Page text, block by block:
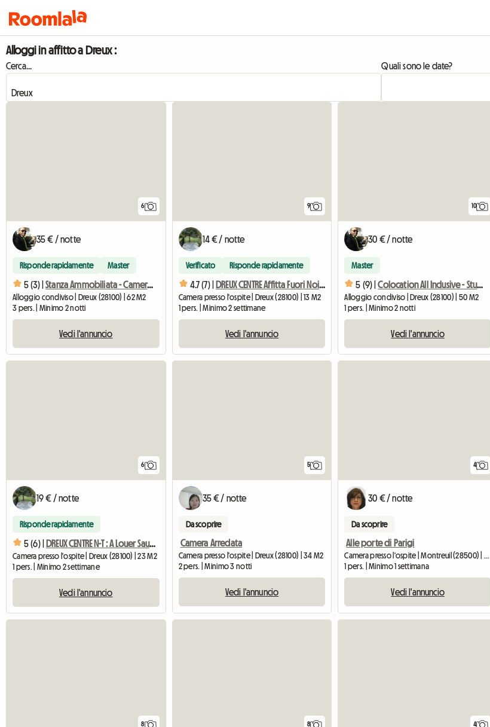
Alloggi in affitto a Dreux :
Cerca... Quali sono le date?
6
35 € / notte
Risponde rapidamente Master
5 (3) | Stanza Ammobiliata - Camera Da Letto Disponibile
Alloggio condiviso | Dreux (28100) | 62 M2
3 pers. | Minimo 2 notti
Vedi l'annuncio
9
14 € / notte
Verificato Risponde rapidamente
4.7 (7) | DREUX CENTRE Affitta Fuori Noi Piccola Camera Arredata 1pers
Camera presso l'ospite | Dreux (28100) | 13 M2
1 pers. | Minimo 2 settimane
Vedi l'annuncio
10
30 € / notte
Master
5 (9) | Colocation All Inclusive - Studente O Giovane Lavoratore
Alloggio condiviso | Dreux (28100) | 50 M2
1 pers. | Minimo 2 notti
Vedi l'annuncio
6
19 € / notte
Risponde rapidamente
5 (6) | DREUX CENTRE N-T : A Louer Sauf WE Belle Chambre De 20 M²
Camera presso l'ospite | Dreux (28100) | 23 M2
1 pers. | Minimo 2 settimane
Vedi l'annuncio
5
35 € / notte
Da scoprire
Camera Arredata
Camera presso l'ospite | Dreux (28100) | 34 M2
2 pers. | Minimo 3 notti
Vedi l'annuncio
4
30 € / notte
Da scoprire
Alle porte di Parigi
Camera presso l'ospite | Montreuil (28500) | 15 M2
1 pers. | Minimo 1 settimana
Vedi l'annuncio
8 8 4